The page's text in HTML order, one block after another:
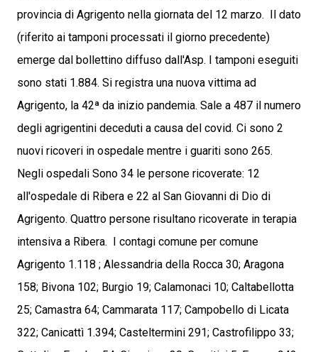
provincia di Agrigento nella giornata del 12 marzo. Il dato
(riferito ai tamponi processati il giorno precedente)
emerge dal bollettino diffuso dall'Asp. I tamponi eseguiti
sono stati 1.884. Si registra una nuova vittima ad
Agrigento, la 42ª da inizio pandemia. Sale a 487 il numero
degli agrigentini deceduti a causa del covid. Ci sono 2
nuovi ricoveri in ospedale mentre i guariti sono 265.
Negli ospedali Sono 34 le persone ricoverate: 12
all'ospedale di Ribera e 22 al San Giovanni di Dio di
Agrigento. Quattro persone risultano ricoverate in terapia
intensiva a Ribera. I contagi comune per comune
Agrigento 1.118 ; Alessandria della Rocca 30; Aragona
158; Bivona 102; Burgio 19; Calamonaci 10; Caltabellotta
25; Camastra 64; Cammarata 117; Campobello di Licata
322; Canicattì 1.394; Casteltermini 291; Castrofilippo 33;